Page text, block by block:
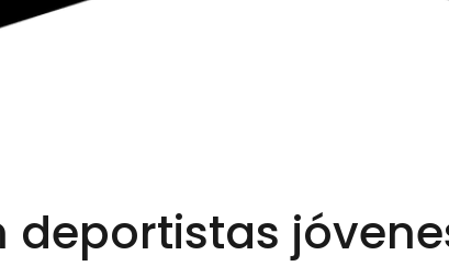
deportistas